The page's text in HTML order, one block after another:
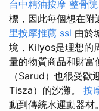
台中精油按摩 整骨院
標，因此每個想在附
里按摩推薦 ssl 由於
境，Kilyos是理想的
量的物質商品和財富
（Sarud）也很受
Tisza）的沙灘。 按
動到傳統水運動器材